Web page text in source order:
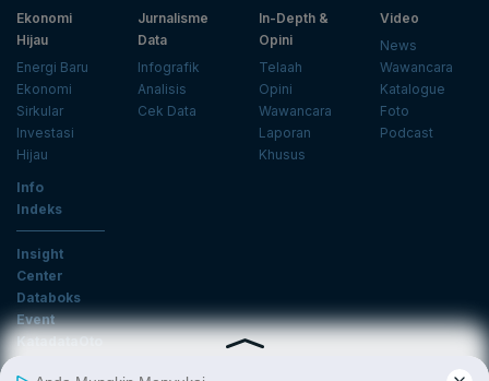
Ekonomi
Hijau
Energi Baru
Ekonomi
Sirkular
Investasi
Hijau
Jurnalisme
Data
Infografik
Analisis
Cek Data
In-Depth &
Opini
Telaah
Opini
Wawancara
Laporan
Khusus
Video
News
Wawancara
Katalogue
Foto
Podcast
Info
Indeks
Insight
Center
Databoks
Event
KatadataOto